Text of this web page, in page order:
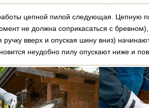
цепной пилой следующая. Цепную
не должна соприкасаться с
вверх и опуская шину вниз)
неудобно пилу опускают ниже и